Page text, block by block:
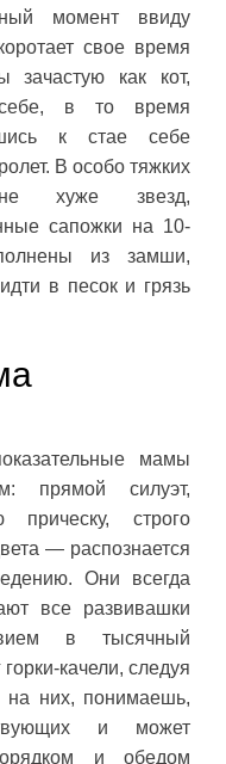
момент ввиду
свое время
зачастую как кот,
в то время
к стае себе
В особо тяжких
хуже звезд,
сапожки на 10-
из замши,
в песок и грязь
мамы
прямой силуэт,
прическу, строго
— распознается
Они всегда
все развивашки
в тысячный
качели, следуя
на них, понимаешь,
и может
и обедом